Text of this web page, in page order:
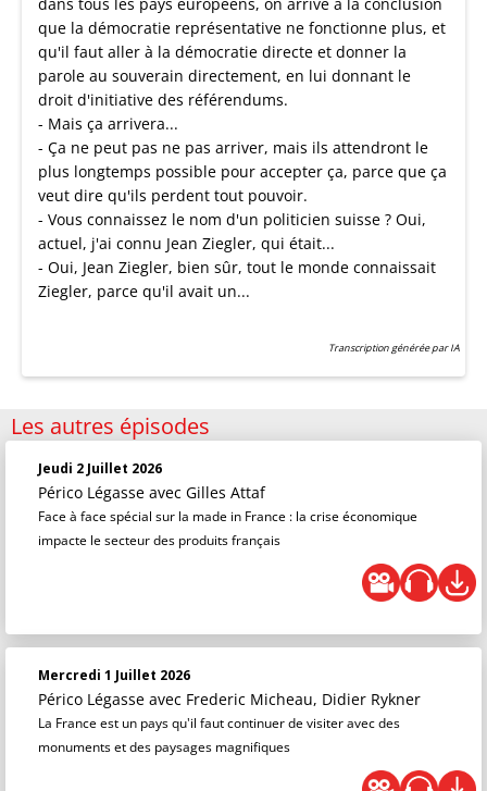
dans tous les pays européens, on arrive à la conclusion
que la démocratie représentative ne fonctionne plus, et
qu'il faut aller à la démocratie directe et donner la
parole au souverain directement, en lui donnant le
droit d'initiative des référendums.
- Mais ça arrivera...
- Ça ne peut pas ne pas arriver, mais ils attendront le
plus longtemps possible pour accepter ça, parce que ça
veut dire qu'ils perdent tout pouvoir.
- Vous connaissez le nom d'un politicien suisse ? Oui,
actuel, j'ai connu Jean Ziegler, qui était...
- Oui, Jean Ziegler, bien sûr, tout le monde connaissait
Ziegler, parce qu'il avait un...
Transcription générée par IA
Les autres épisodes
Jeudi 2 Juillet 2026
Périco Légasse avec Gilles Attaf
Face à face spécial sur la made in France : la crise économique
impacte le secteur des produits français
Mercredi 1 Juillet 2026
Périco Légasse avec Frederic Micheau, Didier Rykner
La France est un pays qu'il faut continuer de visiter avec des
monuments et des paysages magnifiques